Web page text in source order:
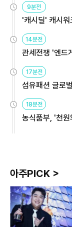
9분전
'캐시딜' 캐시
14분전
관세전쟁 '엔드
용해야
17분전
섬유패션 글로
원
18분전
농식품부, '천
아주PICK >